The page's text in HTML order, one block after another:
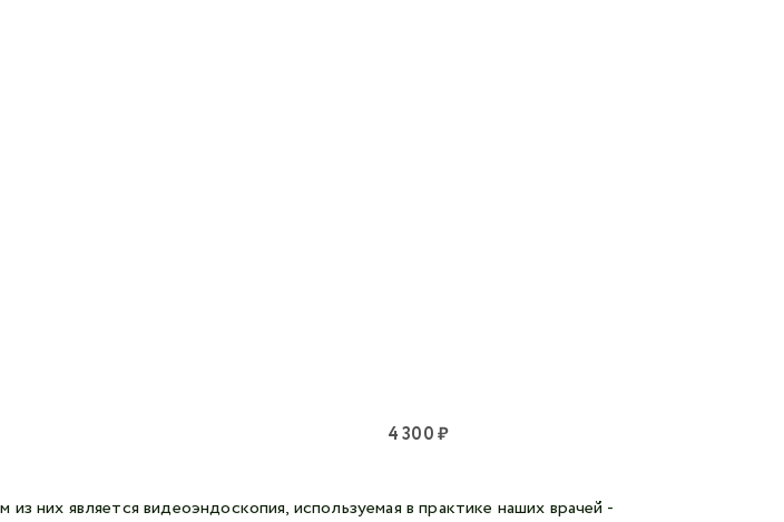
4 300 ₽
них является видеоэндоскопия, используемая в практике наших врачей -